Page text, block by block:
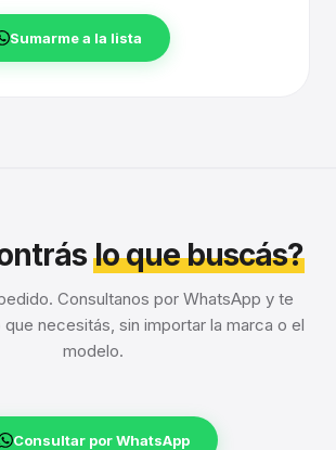
Sumarme a la lista
lo que buscás?
Consultanos por WhatsApp y te
necesitás, sin importar la marca o el
modelo.
Consultar por WhatsApp